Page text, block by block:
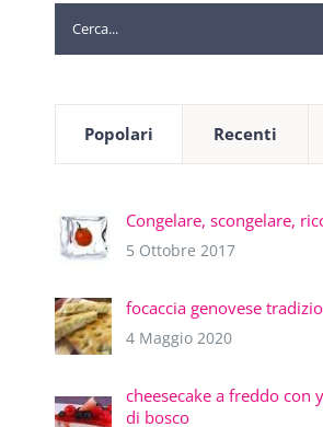
Cerca
per:
Popolari Recenti
Congelare, scongelare,
5 Ottobre 2017
focaccia genovese
4 Maggio 2020
cheesecake a freddo con
di bosco